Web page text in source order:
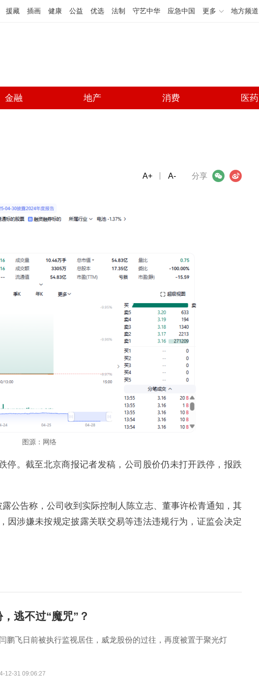
援藏 插画 健康 公益 优选 法制 守艺中华 应急中国 更多 地方频道
金融 地产 消费 医药
分享
微信 微博
A+ A-
图源：网络
停。截至北京商报记者发稿，公司股价仍未打开跌停，报跌
公告称，公司收到实际控制人陈立志、董事许松青通知，其
因涉嫌未按规定披露关联交易等违法违规行为，证监会决定
逃不过“魔咒”？
鹏飞日前被执行监视居住，威龙股份的过往，再度被置于聚光灯
12-31 09:06:27